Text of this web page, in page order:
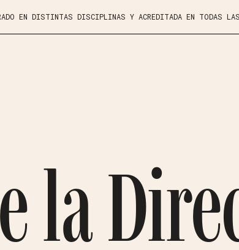
EN DISTINTAS DISCIPLINAS Y ACREDITADA EN TODAS
la